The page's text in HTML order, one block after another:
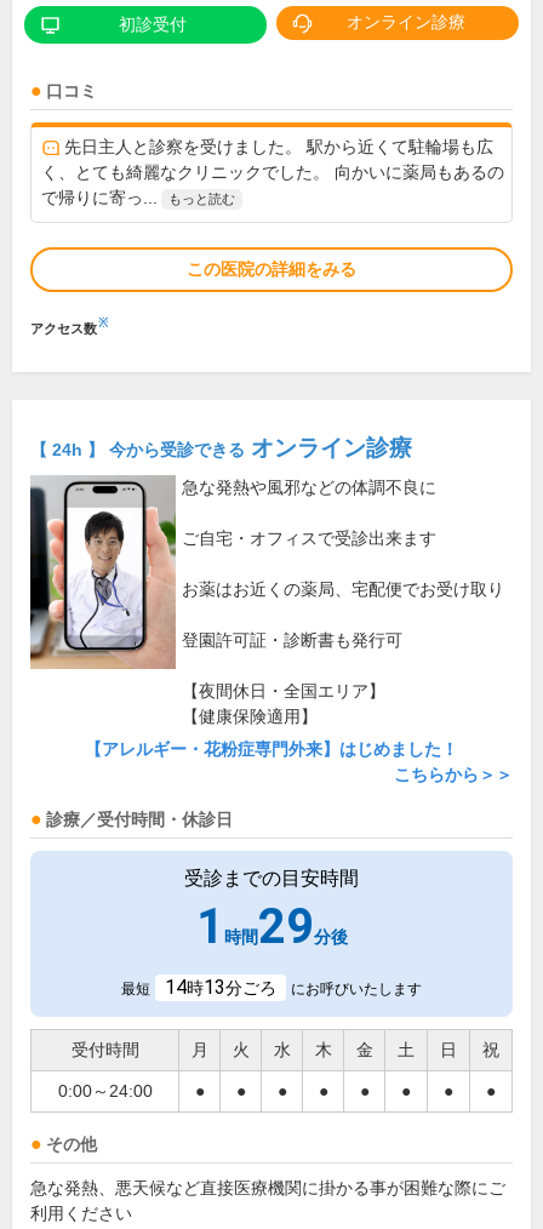
初診受付 オンライン診療
口コミ
先日主人と診察を受けました。 駅から近くて駐輪場も広
く、とても綺麗なクリニックでした。 向かいに薬局もあるの
で帰りに寄っ...
もっと読む
この医院の詳細をみる
アクセス数※
【 24h 】 今から受診できる オンライン診療
急な発熱や風邪などの体調不良に
ご自宅・オフィスで受診出来ます
お薬はお近くの薬局、宅配便でお受け取り
登園許可証・診断書も発行可
【夜間休日・全国エリア】
【健康保険適用】
【アレルギー・花粉症専門外来】はじめました！
こちらから＞＞
診療／受付時間・休診日
受診までの目安時間
1 時間29分後
最短 14時13分ごろ にお呼びいたします
受付時間 月 火 水 木 金 土 日 祝
0:00～24:00 ● ● ● ● ● ● ● ●
その他
急な発熱、悪天候など直接医療機関に掛かる事が困難な際にご
利用ください